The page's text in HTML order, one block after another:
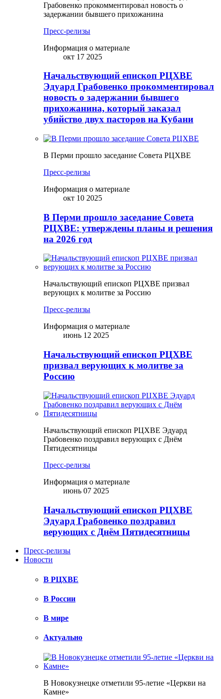
Грабовенко прокомментировал новость о
задержании бывшего прихожанина
Пресс-релизы
Информация о материале
окт 17 2025
Начальствующий епископ РЦХВЕ
Эдуард Грабовенко прокомментировал
новость о задержании бывшего
прихожанина, который заказал
убийство двух пасторов на Кубани
В Перми прошло заседание Совета РЦХВЕ
Пресс-релизы
Информация о материале
окт 10 2025
В Перми прошло заседание Совета
РЦХВЕ: утверждены планы и решения
на 2026 год
Начальствующий епископ РЦХВЕ призвал
верующих к молитве за Россию
Пресс-релизы
Информация о материале
июнь 12 2025
Начальствующий епископ РЦХВЕ
призвал верующих к молитве за
Россию
Начальствующий епископ РЦХВЕ Эдуард
Грабовенко поздравил верующих с Днём
Пятидесятницы
Пресс-релизы
Информация о материале
июнь 07 2025
Начальствующий епископ РЦХВЕ
Эдуард Грабовенко поздравил
верующих с Днём Пятидесятницы
Пресс-релизы
Новости
В РЦХВЕ
В России
В мире
Актуально
В Новокузнецке отметили 95-летие «Церкви на
Камне»